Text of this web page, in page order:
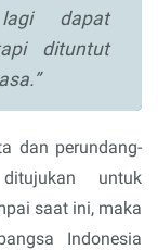
lagi dapat
dituntut
dan perundang-
untuk
saat ini, maka
Indonesia